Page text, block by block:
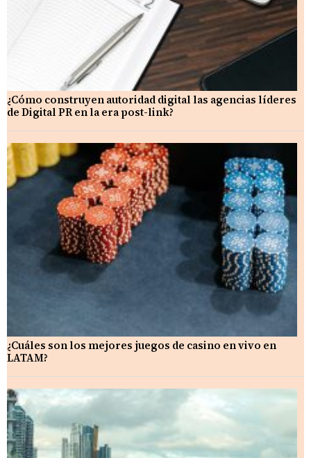
¿Cómo construyen autoridad digital las agencias líderes
de Digital PR en la era post-link?
¿Cuáles son los mejores juegos de casino en vivo en
LATAM?